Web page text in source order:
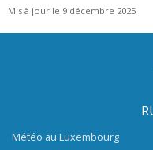
Mis à jour le 9 décembre 2025
Météo au Luxembourg